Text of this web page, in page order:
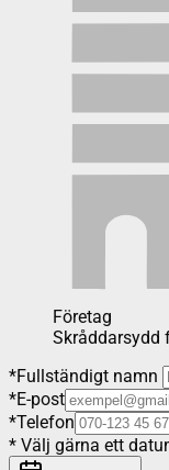
Företag
Skråddarsydd
*Fullständigt namn
*E-post
*Telefon
* Välj gärna ett